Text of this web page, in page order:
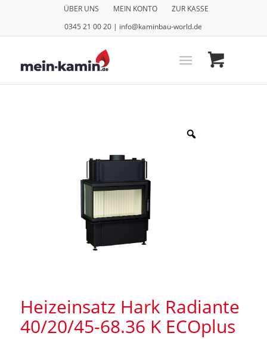
ÜBER UNS MEIN KONTO
ZUR KASSE
0345 21 00 20 | info@kaminbau-world.de
Heizeinsatz Hark Radiante
40/20/45-68.36 K ECOplus